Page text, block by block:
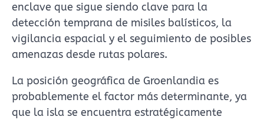
enclave que sigue siendo clave para la
detección temprana de misiles balísticos, la
vigilancia espacial y el seguimiento de posibles
amenazas desde rutas polares.
La posición geográfica de Groenlandia es
probablemente el factor más determinante, ya
que la isla se encuentra estratégicamente